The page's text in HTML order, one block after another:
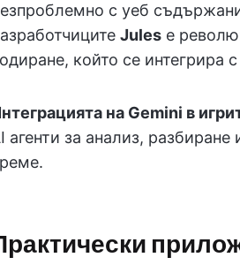
с уеб
Jules е
който се интегрира
на Gemini в
агенти за анализ,